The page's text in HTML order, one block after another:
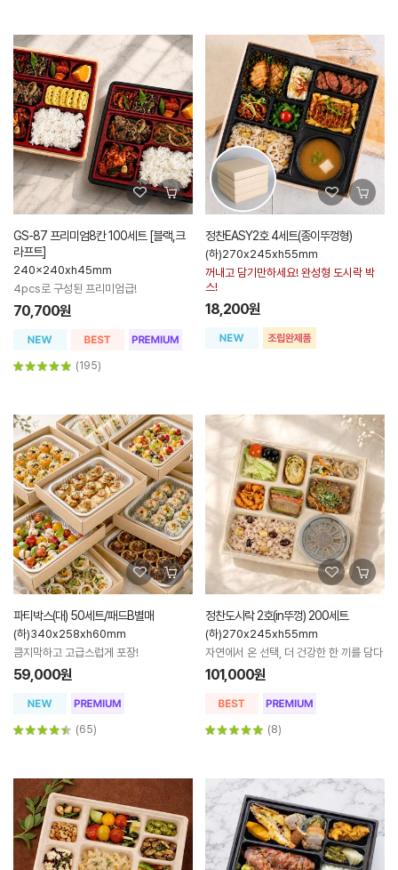
GS-87 프리미엄8칸 100세트 [블랙,크
라프트]
240x240xh45mm
4pcs로 구성된 프리미엄급!
70,700원
(195)
정찬EASY2호 4세트(종이뚜껑형)
(하)270x245xh55mm
꺼내고 담기만하세요! 완성형 도시락 박
스!
18,200원
파티박스(대) 50세트/패드B별매
(하)340x258xh60mm
큼지막하고 고급스럽게 포장!
59,000원
(65)
정찬도시락 2호(in뚜껑) 200세트
(하)270x245xh55mm
자연에서 온 선택, 더 건강한 한 끼를 담다
101,000원
(8)